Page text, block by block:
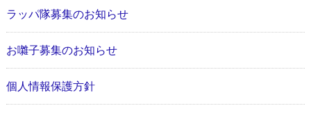
ラッパ隊募集のお知らせ
お囃子募集のお知らせ
個人情報保護方針